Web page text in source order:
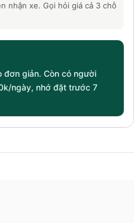
nhận xe. Gọi hỏi giá cả 3 chỗ
đơn giản. Còn có người
ngày, nhớ đặt trước 7